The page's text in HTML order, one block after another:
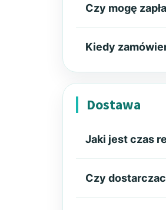
Czy mogę
Kiedy
Dostawa
Jaki jest czas
Czy